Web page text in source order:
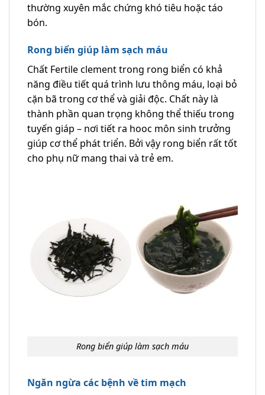
thường xuyên mắc chứng khó tiêu hoặc táo
bón.
Rong biển giúp làm sạch máu
Chất Fertile clement trong rong biển có khả
năng điều tiết quá trình lưu thông máu, loại bỏ
cặn bã trong cơ thể và giải độc. Chất này là
thành phần quan trọng không thể thiếu trong
tuyến giáp – nơi tiết ra hooc môn sinh trưởng
giúp cơ thể phát triển. Bởi vậy rong biển rất tốt
cho phụ nữ mang thai và trẻ em.
Rong biển giúp làm sạch máu
Ngăn ngừa các bệnh về tim mạch